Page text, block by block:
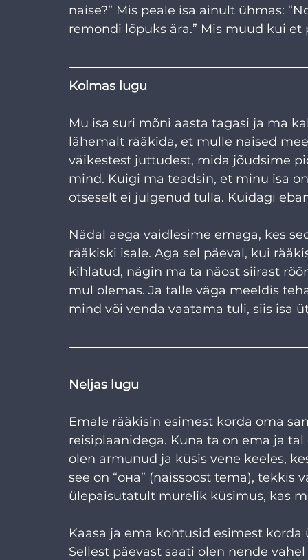
naise?” Mis peale isa ainult ühmas:
remondi lõpuks ära.” Mis muud kui
Kolmas lugu
Mu isa suri mõni aasta tagasi ja ma
lähemalt rääkida, et mulle naised
väikestest juttudest, mida jõudsime
mind. Kuigi ma teadsin, et minu isa
otseselt ei julgenud tulla. Kuidagi
Nädal aega vaidlesime emaga, kes
rääkiski isale. Aga sel päeval, kui
kihlatud, nägin ma ta näost siirast
mul olemas. Ja talle väga meeldis
mind või venda vaatama tuli, siis isa
Neljas lugu
Emale rääkisin esimest korda oma
reisiplaanidega. Kuna ta on ema ja
olen armunud ja küsis vene keeles,
see on “она” (naissoost tema),
ülepaisutatult murelik küsimus, kas
Kaasa ja ema kohtusid esimest
Sellest päevast saati olen nende